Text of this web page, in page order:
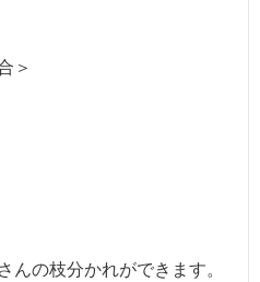
＞
んの枝分かれができます。